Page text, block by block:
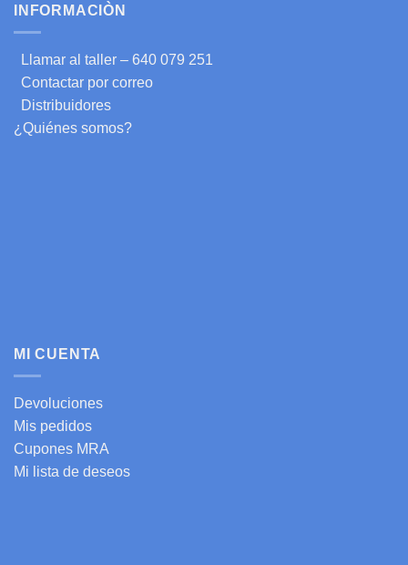
INFORMACIÒN
Llamar al taller – 640 079 251
Contactar por correo
Distribuidores
¿Quiénes somos?
MI CUENTA
Devoluciones
Mis pedidos
Cupones MRA
Mi lista de deseos